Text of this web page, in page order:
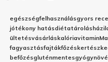
egészségfelhasználásgyors
jótékony hatásdiétatárolás
ültetésvásárláskalóriavitamin
fagyasztásfajtákfőzés
befőzésgluténmentes